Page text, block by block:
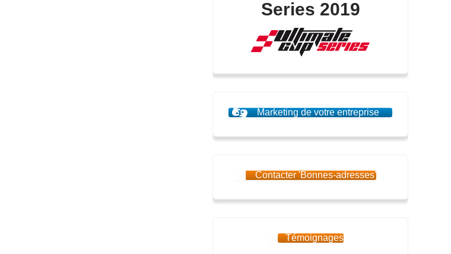
Series 2019
Marketing de votre entreprise
Contacter 'Bonnes-adresses'
Témoignages